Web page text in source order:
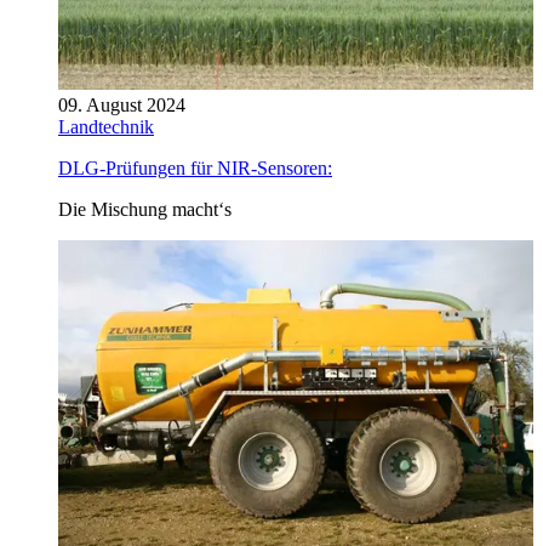
09. August 2024
Landtechnik
DLG-Prüfungen für NIR-Sensoren:
Die Mischung macht‘s